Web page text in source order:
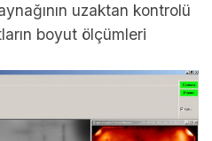
uzaktan kontrolü
boyut ölçümleri